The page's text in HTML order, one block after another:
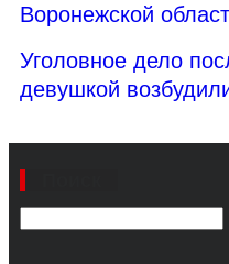
Воронежской
Уголовное дело
девушкой